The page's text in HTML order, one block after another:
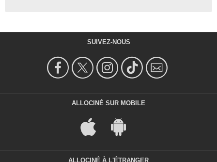
SUIVEZ-NOUS
ALLOCINÉ SUR MOBILE
ALLOCINÉ À L'ÉTRANGER